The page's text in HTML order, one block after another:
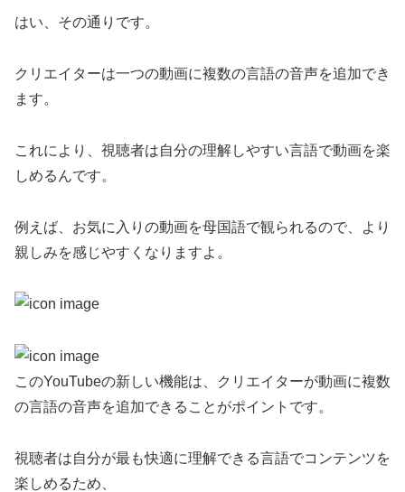
はい、その通りです。
クリエイターは一つの動画に複数の言語の音声を追加でき
ます。
これにより、視聴者は自分の理解しやすい言語で動画を楽
しめるんです。
例えば、お気に入りの動画を母国語で観られるので、より
親しみを感じやすくなりますよ。
このYouTubeの新しい機能は、クリエイターが動画に複数
の言語の音声を追加できることがポイントです。
視聴者は自分が最も快適に理解できる言語でコンテンツを
楽しめるため、